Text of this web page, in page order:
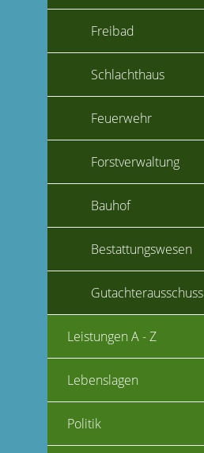
Freibad
Schlachthaus
Feuerwehr
Forstverwaltung
Bauhof
Bestattungswesen
Gutachterausschuss
Leistungen A - Z
Lebenslagen
Politik